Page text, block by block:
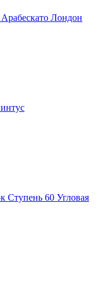
Лондон
Ступень 60 Угловая